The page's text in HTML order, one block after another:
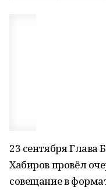
23 сентября Глава
Хабиров провёл
совещание в